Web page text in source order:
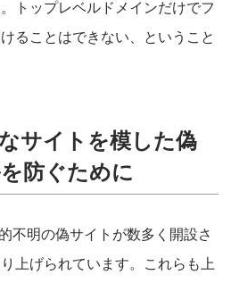
トップレベルドメインだけでフ
ることはできない、ということ
サイトを模した偽
防ぐために
不明の偽サイトが数多く開設さ
上げられています。これらも上